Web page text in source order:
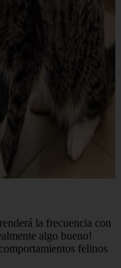
la frecuencia con
algo bueno!
felinos